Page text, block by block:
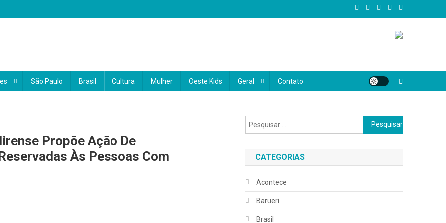
da nossa comunidade. Nosso compromisso é conectar você ao que realmente importa, valorizando as histórias, vozes e desafios do
São Paulo Brasil Cultura Mulher Oeste Kids Geral Contato
Propõe Ação De
Às Pessoas Com
Pesquisar
por:
CATEGORIAS
Acontece
Barueri
Brasil